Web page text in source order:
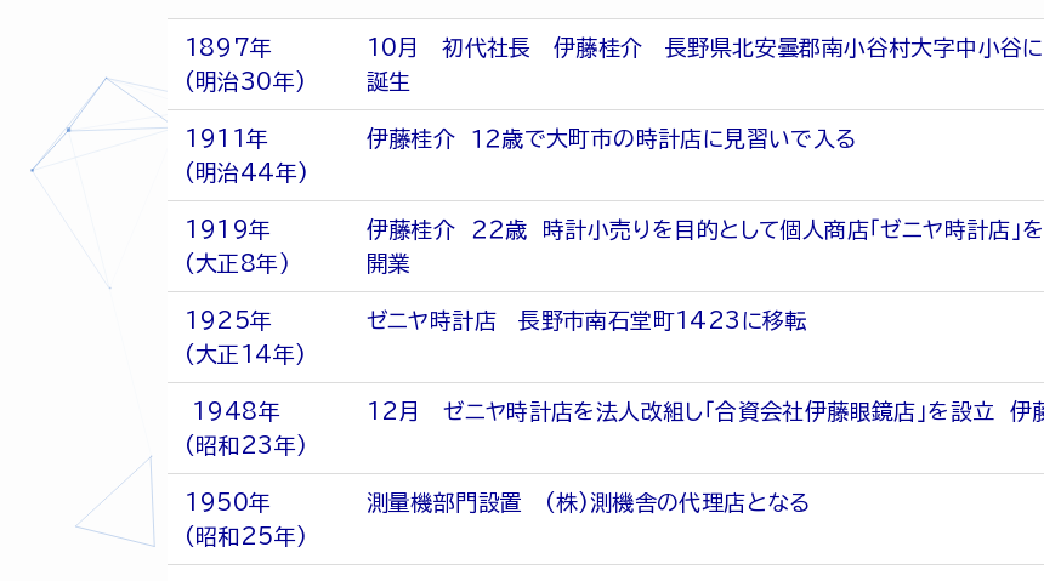
1897年
(明治30年)
10月 初代社長 伊藤桂介 長野県北安曇郡南小谷村大字中小谷にて
誕生
1911年
(明治44年)
伊藤桂介 １２歳で大町市の時計店に見習いで入る
1919年
(大正8年)
伊藤桂介 ２２歳 時計小売りを目的として個人商店「ゼニヤ時計店」
開業
1925年
(大正14年)
ゼニヤ時計店 長野市南石堂町1423に移転
1948年
(昭和23年)
12月 ゼニヤ時計店を法人改組し「合資会社伊藤眼鏡店」を設立 伊
1950年
(昭和25年)
測量機部門設置 (株)測機舎の代理店となる